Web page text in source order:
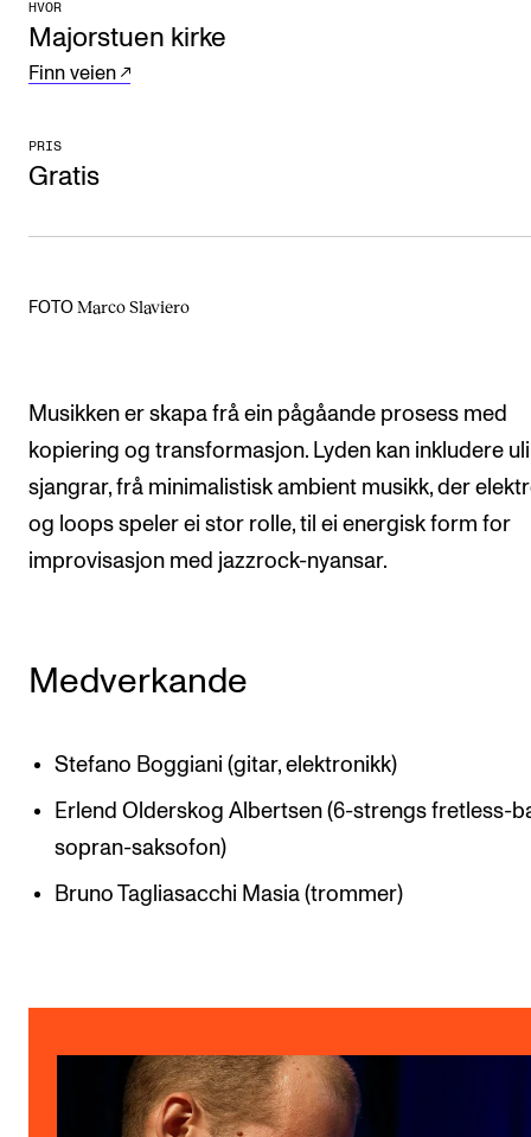
Nyheter og historier
Ledige stillinger
INFO
Om Norges musikkhøgskole
For ansatte og studenter
HVOR
Majorstuen kirke
Finn veien
PRIS
Gratis
FOTO Marco Slaviero
Musikken er skapa frå ein pågåande prosess med
kopiering og transformasjon. Lyden kan inkludere
sjangrar, frå minimalistisk ambient musikk, der
og loops speler ei stor rolle, til ei energisk form for
improvisasjon med jazzrock-nyansar.
Medverkande
Stefano Boggiani (gitar, elektronikk)
Erlend Olderskog Albertsen (6-strengs fretless-
sopran-saksofon)
Bruno Tagliasacchi Masia (trommer)